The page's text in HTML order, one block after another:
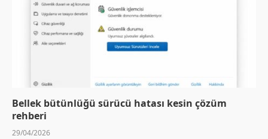
Bellek bütünlüğü sürücü hatası kesin çözüm
rehberi
29/04/2026